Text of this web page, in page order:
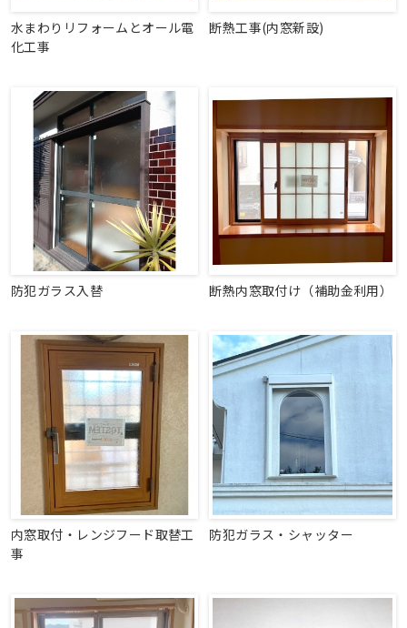
水まわりリフォームとオール電
化工事
断熱工事(内窓新設)
防犯ガラス入替 断熱内窓取付け（補助金利用）
内窓取付・レンジフード取替工
事
防犯ガラス・シャッター